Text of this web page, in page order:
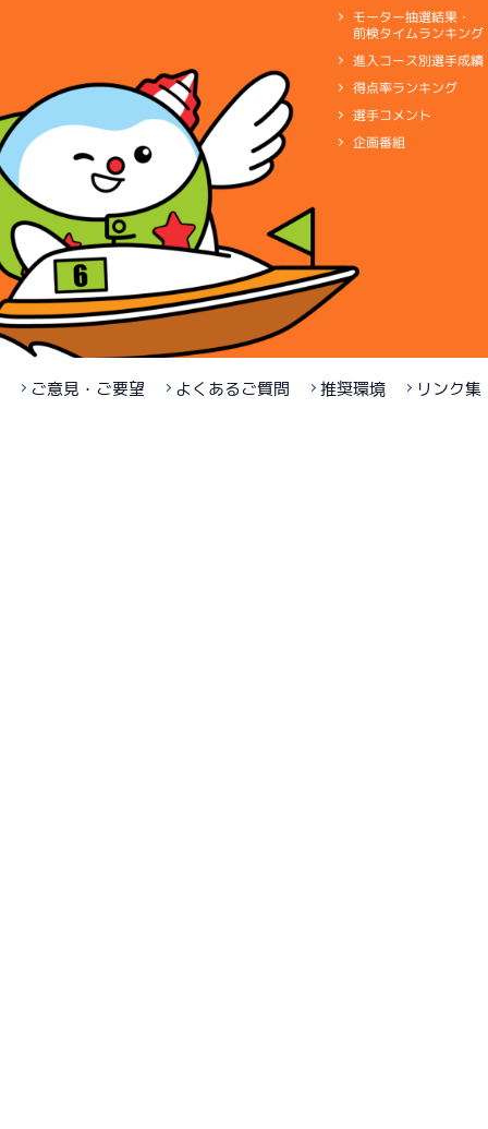
モーター抽選結果・
前検タイムランキング
進入コース別選手成績
得点率ランキング
選手コメント
企画番組
ご意見・ご要望 よくあるご質問 推奨環境 リンク集